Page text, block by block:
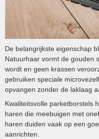
De belangrijkste eigenschap
Natuurhaar vormt de gouden
wordt en geen krassen
gebruiken speciale
opvangen zonder de laklaag
Kwaliteitsvolle parketborstels
haren die meebuigen met
haren duiden vaak op een
aanrichten.